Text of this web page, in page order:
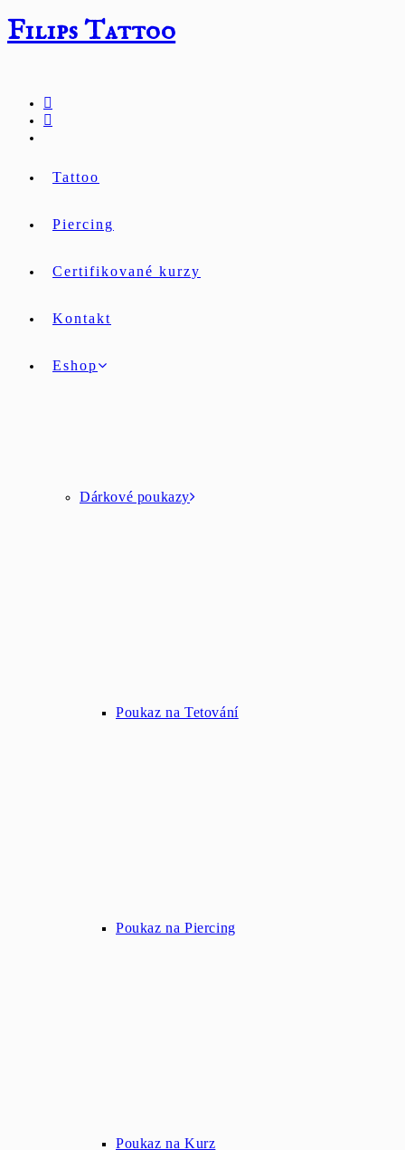
k
obsahu
Filips Tattoo
Tattoo
Piercing
Certifikované kurzy
Kontakt
Eshop
Dárkové poukazy
Poukaz na Tetování
Poukaz na Piercing
Poukaz na Kurz